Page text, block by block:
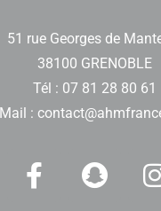
51 rue Georges de
38100 GRENOBLE
Tél : 07 81 28 80 61
Mail :